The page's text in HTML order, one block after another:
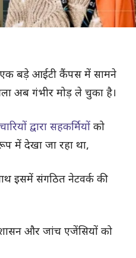
बड़े आईटी कैंपस में सामने
अब गंभीर मोड़ ले चुका है।
द्वारा सहकर्मियों को
में देखा जा रहा था,
इसमें संगठित नेटवर्क की
और जांच एजेंसियों को